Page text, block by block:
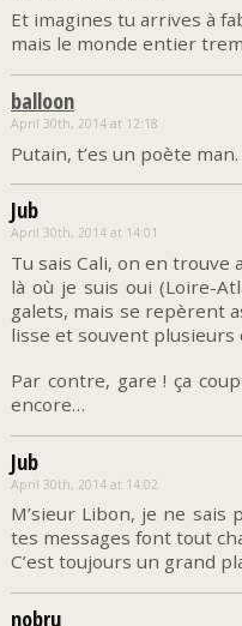
Et imagines tu arrives à
mais le monde entier
balloon
April 30th, 2014 at 12:18
Putain, t’es un poète
Jub
April 30th, 2014 at 14:01
Tu sais Cali, on en trouve
là où je suis oui (Loire-
galets, mais se repèrent
lisse et souvent plusieurs
Par contre, gare ! ça
encore…
Jub
April 30th, 2014 at 14:02
M’sieur Libon, je ne
tes messages font tout
C’est toujours un grand
nobru